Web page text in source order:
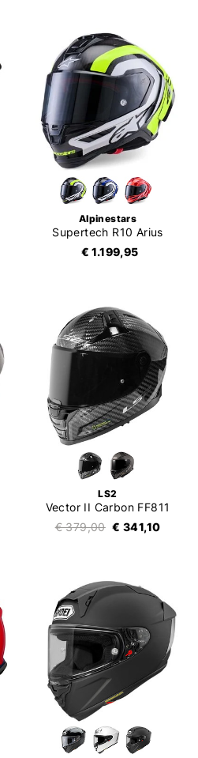
Alpinestars
Supertech R10 Arius
€ 1.199,95
LS2
Vector II Carbon FF811
€ 379,00 € 341,10